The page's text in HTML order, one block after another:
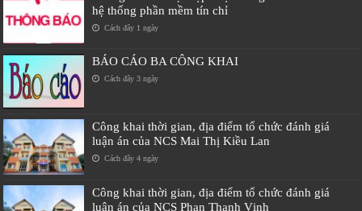
hệ thống phần mềm tín chỉ
Cách đây 1 ngày
BÁO CÁO BA CÔNG KHAI
Cách đây 3 ngày
Công khai thời gian, địa điểm tổ chức đánh giá
luận án của NCS Mai Thị Kiều Lan
Cách đây 4 ngày
Công khai thời gian, địa điểm tổ chức đánh giá
luận án của NCS Phan Thanh Vịnh